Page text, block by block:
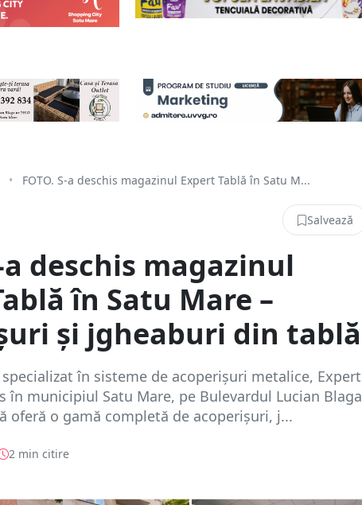
• FOTO. S-a deschis magazinul Expert Tablă în Satu M...
Salvează
a deschis magazinul
în Satu Mare –
și jgheaburi din tablă
în sisteme de acoperișuri metalice, Expert
în municipiul Satu Mare, pe Bulevardul Lucian Blaga
oferă o gamă completă de acoperișuri, j...
2 min citire